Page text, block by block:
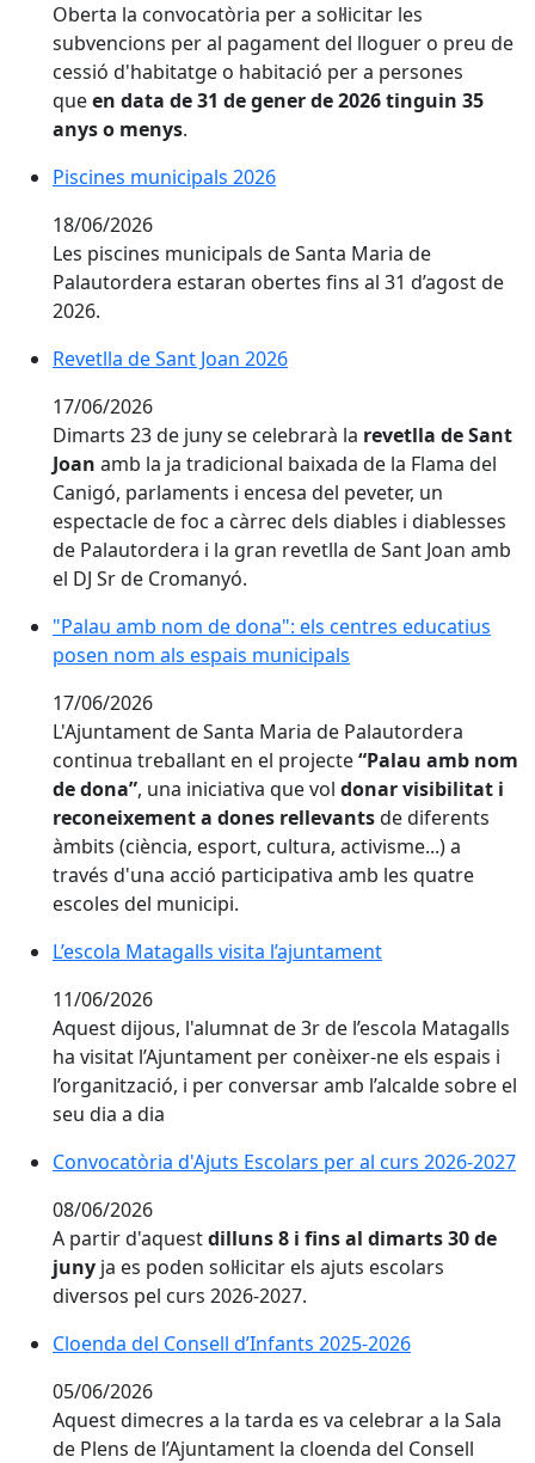
Oberta la convocatòria per a sol·licitar les
subvencions per al pagament del lloguer o preu de
cessió d'habitatge o habitació per a persones
queen data de 31 de gener de 2026 tinguin 35
anys o menys.
Piscines municipals 2026
Piscines municipals 2026
18/06/2026
Les piscines municipals de Santa Maria de
Palautordera estaran obertes fins al 31 d’agost de
2026.
Revetlla de Sant Joan 2026
Revetlla de Sant Joan 2026
17/06/2026
Dimarts 23 de juny se celebrarà la revetlla de Sant
Joan amb la ja tradicional baixada de la Flama del
Canigó, parlaments i encesa del peveter, un
espectacle de foc a càrrec dels diables i diablesses
de Palautordera i la gran revetlla de Sant Joan amb
el DJ Sr de Cromanyó.
"Palau amb nom de dona": els centres educatius
"Palau amb nom de dona": els centres educatius
posen nom als espais municipals
17/06/2026
L'Ajuntament de Santa Maria de Palautordera
continua treballant en el projecte“Palau amb nom
de dona”, una iniciativa que vol donar visibilitat i
reconeixement a dones rellevantsde diferents
àmbits (ciència, esport, cultura, activisme...) a
través d'una acció participativa amb les quatre
escoles del municipi.
L’escola Matagalls visita l’ajuntament
L’escola Matagalls visita l’ajuntament
11/06/2026
Aquest dijous, l'alumnat de 3r de l’escola Matagalls
ha visitat l’Ajuntament per conèixer-ne els espais i
l’organització, i per conversar amb l’alcalde sobre el
seu dia a dia
Convocatòria d'Ajuts Escolars per al curs 2026-2027
Convocatòria d'Ajuts Escolars per al curs 2026-2027
08/06/2026
A partir d'aquestdilluns 8 i fins al dimarts 30 de
juny ja es poden sol·licitar els ajuts escolars
diversos pel curs 2026-2027.
Cloenda del Consell d’Infants 2025-2026
Cloenda del Consell d’Infants 2025-2026
05/06/2026
Aquest dimecres a la tarda es va celebrar a la Sala
de Plens de l’Ajuntament la cloenda del Consell